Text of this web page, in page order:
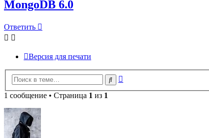
MongoDB 6.0
Ответить
Версия для печати
Поиск
1 сообщение • Страница 1 из 1